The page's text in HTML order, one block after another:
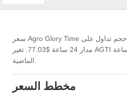
تداول على
مدار 24 ساعة
$77.03
. تغير AGTI بنسبة -24.72% خلال الـ 24 ساعة
مخطط السعر